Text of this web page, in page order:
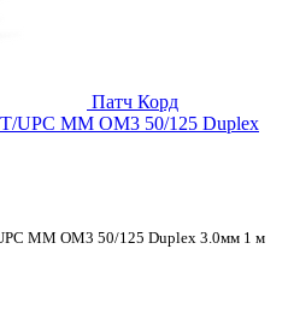
Патч Корд
UPC MM OM3 50/125 Duplex
MM OM3 50/125 Duplex 3.0мм 1 м